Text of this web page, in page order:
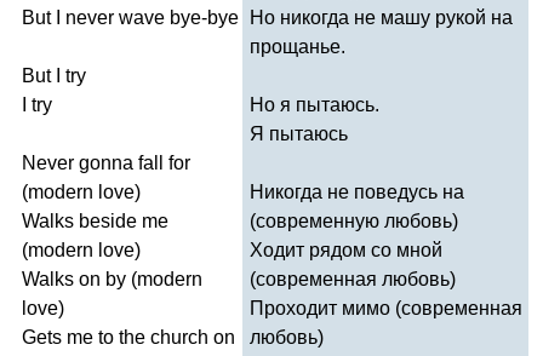
But
never wave bye-bye
But
try
try
Never gonna fall
for
(modern love)
Walks beside me
(modern love)
Walks on by (modern
love)
Gets me to the church on
Но никогда не машу рукой на
прощанье.
Но я пытаюсь.
Я пытаюсь
Никогда не поведусь на
(современную любовь)
Ходит рядом со мной
(современная любовь)
Проходит мимо (современная
любовь)